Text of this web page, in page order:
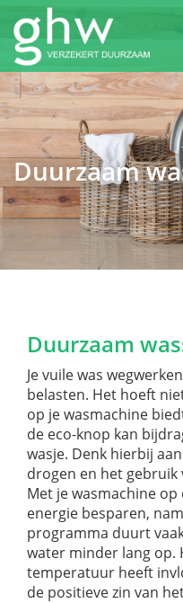
Duurzaam
Duurzaam
Je vuile was
belasten. Het hoeft
op je wasmachine
de eco-knop kan
wasje. Denk hierbij
drogen en het gebruik
Met je wasmachine
energie besparen,
programma duurt
water minder lang op.
temperatuur heeft
de positieve zin van